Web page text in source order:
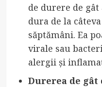
de durere de
dura de la
săptămâni. Ea
virale sau
alergii și
Durerea de gât